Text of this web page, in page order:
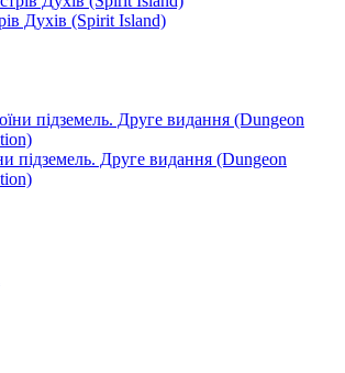
Духів (Spirit Island)
підземель. Друге видання (Dungeon